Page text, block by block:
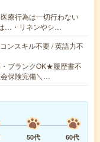
療行為は一切行わない
…・リネンやシ…
ンスキル不要 / 英語力不
ブランクOK★履歴書不
保険完備＼…
50代
60代